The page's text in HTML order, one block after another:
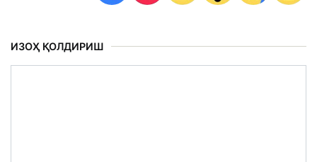
ИЗОҲ ҚОЛДИРИШ